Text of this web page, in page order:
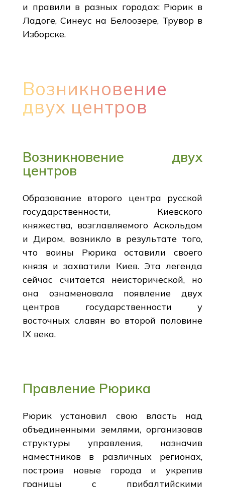
и правили в разных городах: Рюрик в
Ладоге, Синеус на Белоозере, Трувор в
Изборске.
Возникновение
двух центров
Возникновение двух
центров
Образование второго центра русской
государственности, Киевского
княжества, возглавляемого Аскольдом
и Диром, возникло в результате того,
что воины Рюрика оставили своего
князя и захватили Киев. Эта легенда
сейчас считается неисторической, но
она ознаменовала появление двух
центров государственности у
восточных славян во второй половине
IX века.
Правление Рюрика
Рюрик установил свою власть над
объединенными землями, организовав
структуры управления, назначив
наместников в различных регионах,
построив новые города и укрепив
границы с прибалтийскими